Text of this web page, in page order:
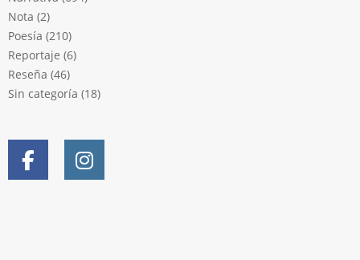
Nota (2)
Poesía (210)
Reportaje (6)
Reseña (46)
Sin categoría (18)